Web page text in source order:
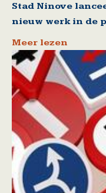
Stad Ninove
nieuw werk in de
Meer lezen